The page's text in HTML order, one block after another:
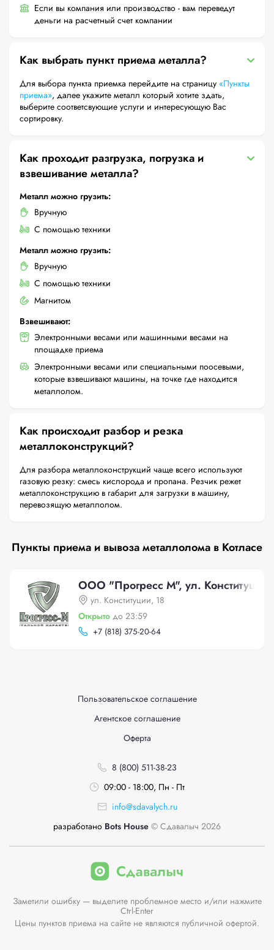
Если вы компания или производство - вам переведут
деньги на расчетный счет компании
Как выбрать пункт приема металла?
Для выбора пункта приемка перейдите на страницу «Пункты
приема», далее укажите металл который хотите здать,
выберите соответсвующие услуги и интересующую Вас
сортировку.
Как проходит разгрузка, погрузка и
взвешивание металла?
Металл можно грузить:
Вручную
С помощью техники
Металл можно грузить:
Вручную
С помощью техники
Магнитом
Взвешивают:
Электронными весами или машинными весами на
площадке приема
Электронными весами или специальными поосевыми,
которые взвешивают машины, на точке где находится
металлолом.
Как происходит разбор и резка
металлоконструкций?
Для разбора металлоконструкций чаще всего используют
газовую резку: смесь кислорода и пропана. Резчик режет
металлоконструкцию в габарит для загрузки в машину,
перевозящую металлолом.
Пункты приема и вывоза металлолома в Котласе
ООО "Прогресс М", ул. Конституции,
ул. Конституции, 18
Открыто до 23:59
+7 (818) 375-20-64
Пользовательское соглашение
Агентское соглашение
Оферта
8 (800) 511-38-23
09:00 - 18:00, Пн - Пт
info@sdavalych.ru
разработано Bots House © Сдавалыч 2026
Заметили ошибку — выделите проблемное место и/или нажмите
Ctrl-Enter
Цены пунктов приема на сайте не являются публичной офертой.